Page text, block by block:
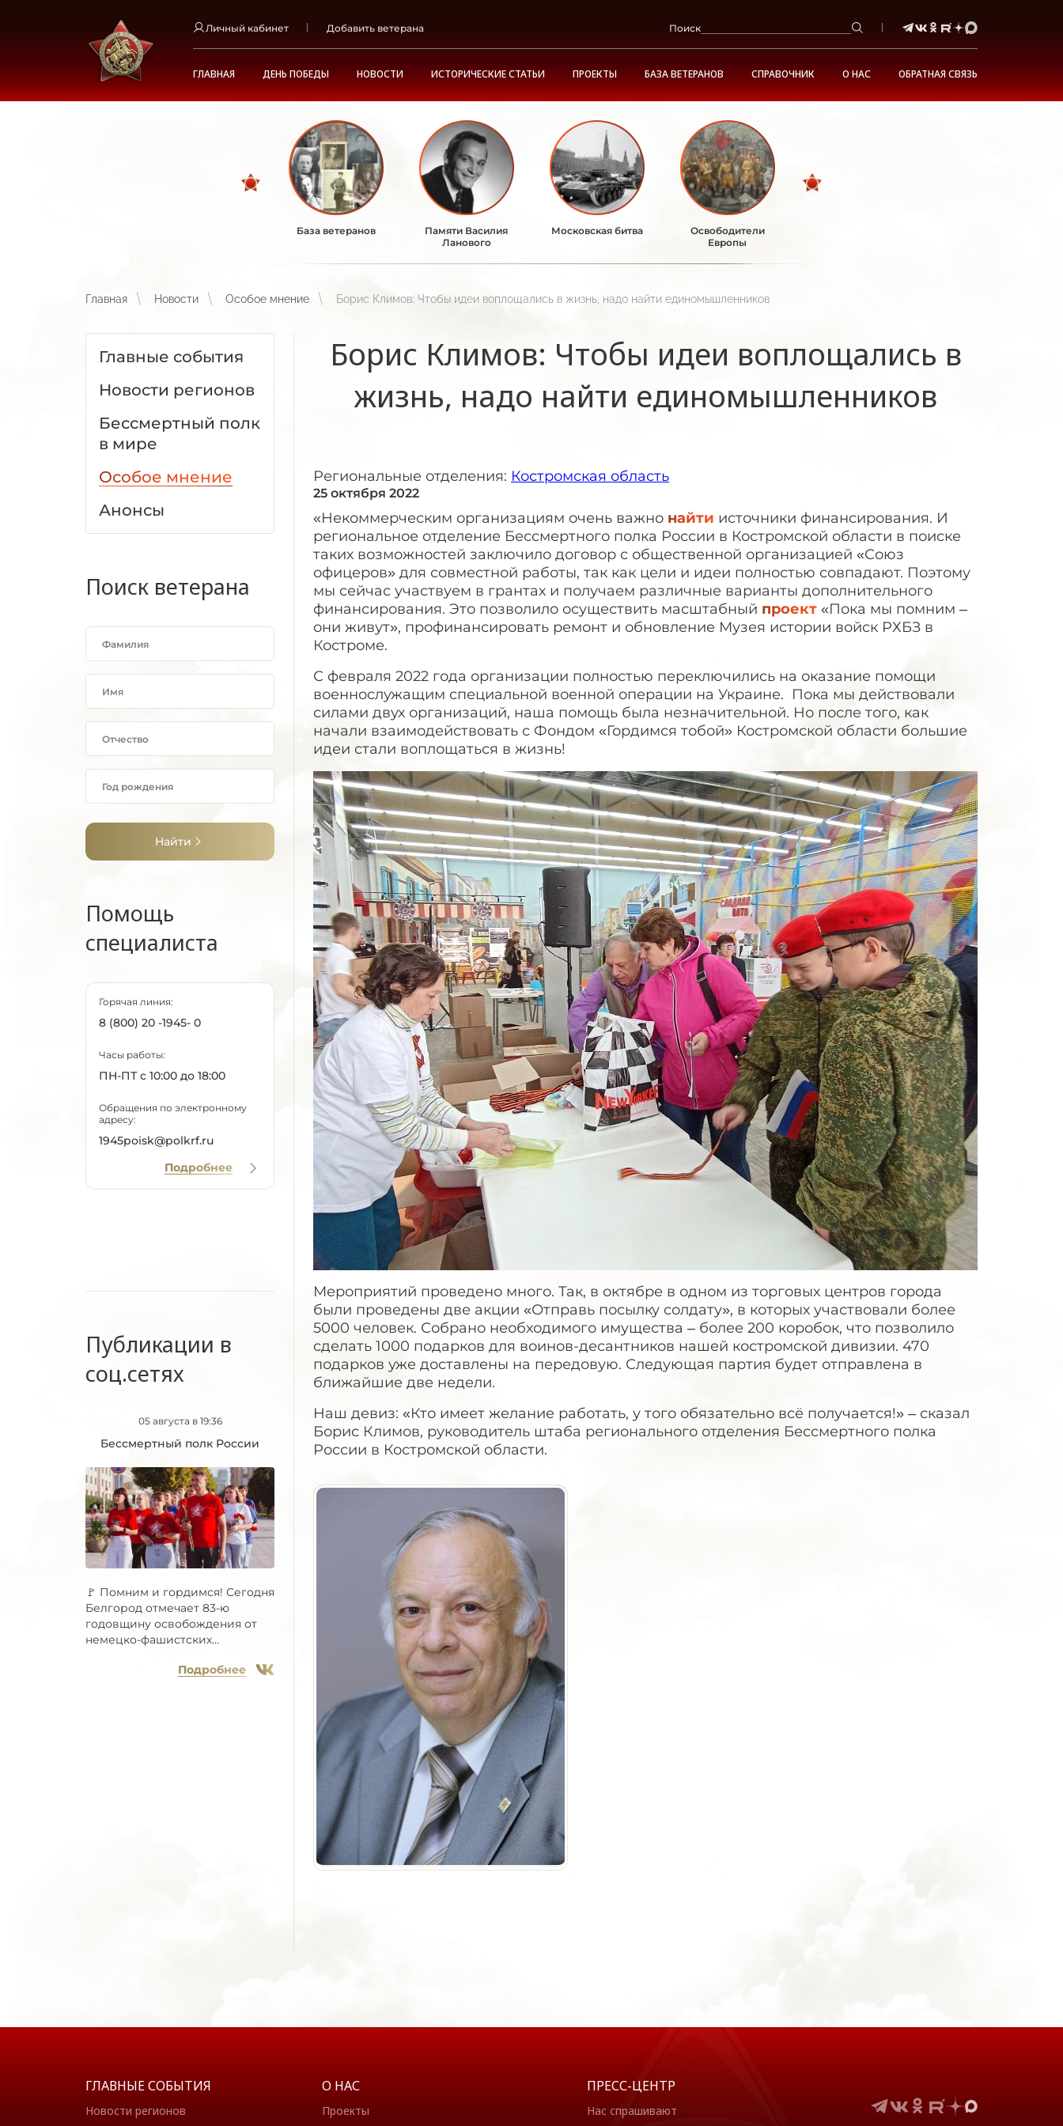
Личный кабинет Добавить ветерана Поиск
ГЛАВНАЯ ДЕНЬ ПОБЕДЫ НОВОСТИ ИСТОРИЧЕСКИЕ СТАТЬИ ПРОЕКТЫ БАЗА ВЕТЕРАНОВ СПРАВОЧНИК О НАС ОБРАТНАЯ СВЯЗЬ
База ветеранов
Памяти Василия
Ланового
Московская битва
Освободители
Европы
Главная Новости Особое мнение Борис Климов: Чтобы идеи воплощались в жизнь, надо найти единомышленников
Главные события
Новости регионов
Бессмертный полк
в мире
Особое мнение
Анонсы
Поиск ветерана
Найти
Помощь
специалиста
Горячая линия:
8 (800) 20 -1945- 0
Часы работы:
ПН-ПТ с 10:00 до 18:00
Обращения по электронному
адресу:
1945poisk@polkrf.ru
Подробнее
Публикации в
соц.сетях
05 августа в 19:36
Бессмертный полк России
🚩 Помним и гордимся! Сегодня
Белгород отмечает 83-ю
годовщину освобождения от
немецко-фашистских...
Подробнее
Борис Климов: Чтобы идеи воплощались в
жизнь, надо найти единомышленников
Региональные отделения: Костромская область
25 октября 2022
«Некоммерческим организациям очень важно найти источники финансирования. И
региональное отделение Бессмертного полка России в Костромской области в поиске
таких возможностей заключило договор с общественной организацией «Союз
офицеров» для совместной работы, так как цели и идеи полностью совпадают. Поэтому
мы сейчас участвуем в грантах и получаем различные варианты дополнительного
финансирования. Это позволило осуществить масштабный проект «Пока мы помним –
они живут», профинансировать ремонт и обновление Музея истории войск РХБЗ в
Костроме.
С февраля 2022 года организации полностью переключились на оказание помощи
военнослужащим специальной военной операции на Украине. Пока мы действовали
силами двух организаций, наша помощь была незначительной. Но после того, как
начали взаимодействовать с Фондом «Гордимся тобой» Костромской области большие
идеи стали воплощаться в жизнь!
Мероприятий проведено много. Так, в октябре в одном из торговых центров города
были проведены две акции «Отправь посылку солдату», в которых участвовали более
5000 человек. Собрано необходимого имущества – более 200 коробок, что позволило
сделать 1000 подарков для воинов-десантников нашей костромской дивизии. 470
подарков уже доставлены на передовую. Следующая партия будет отправлена в
ближайшие две недели.
Наш девиз: «Кто имеет желание работать, у того обязательно всё получается!» – сказал
Борис Климов, руководитель штаба регионального отделения Бессмертного полка
России в Костромской области.
ГЛАВНЫЕ СОБЫТИЯ
Новости регионов
О НАС
Проекты
ПРЕСС-ЦЕНТР
Нас спрашивают